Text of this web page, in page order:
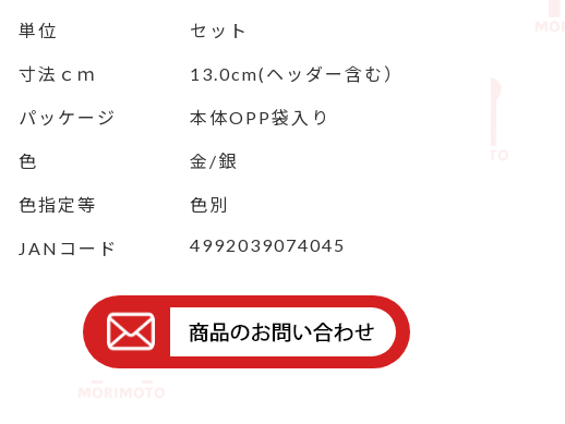
単位 セット
寸法ｃｍ 13.0cm(ヘッダー含む）
パッケージ 本体OPP袋入り
色 金/銀
色指定等 色別
JANコード 4992039074045